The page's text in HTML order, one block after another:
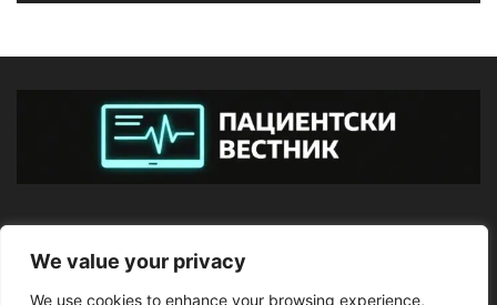
We value your privacy
We use cookies to enhance your browsing experience,